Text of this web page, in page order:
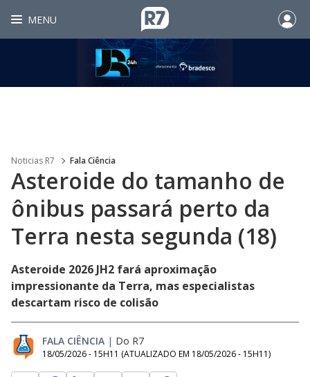
MENU
Noticias R7 Fala Ciência
Asteroide do tamanho de
ônibus passará perto da
Terra nesta segunda (18)
Asteroide 2026 JH2 fará aproximação
impressionante da Terra, mas especialistas
descartam risco de colisão
FALA CIÊNCIA | Do R7
18/05/2026 - 15H11 (ATUALIZADO EM 18/05/2026 - 15H11)